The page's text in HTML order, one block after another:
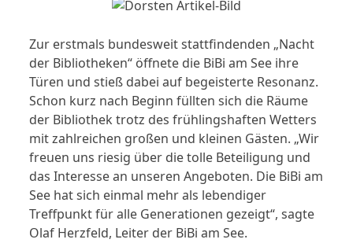
Zur erstmals bundesweit stattfindenden „Nacht
der Bibliotheken“ öffnete die BiBi am See ihre
Türen und stieß dabei auf begeisterte Resonanz.
Schon kurz nach Beginn füllten sich die Räume
der Bibliothek trotz des frühlingshaften Wetters
mit zahlreichen großen und kleinen Gästen. „Wir
freuen uns riesig über die tolle Beteiligung und
das Interesse an unseren Angeboten. Die BiBi am
See hat sich einmal mehr als lebendiger
Treffpunkt für alle Generationen gezeigt“, sagte
Olaf Herzfeld, Leiter der BiBi am See.